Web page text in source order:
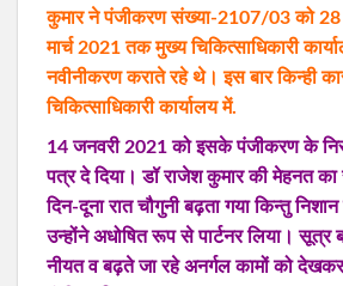
कुमार ने पंजीकरण संख्या-2107/03 को
मार्च 2021 तक मुख्य चिकित्साधिकारी
नवीनीकरण कराते रहे थे। इस बार किन्ही
चिकित्साधिकारी कार्यालय में.
14 जनवरी 2021 को इसके पंजीकरण के
पत्र दे दिया। डॉ राजेश कुमार की मेहनत
दिन-दूना रात चौगुनी बढ़ता गया किन्तु
उन्होंने अधोषित रूप से पार्टनर लिया। सूत्र
नीयत व बढ़ते जा रहे अनर्गल कामों को